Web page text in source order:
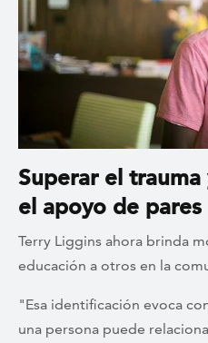
Superar el
el apoyo de pares
Terry Liggins ahora brinda
educación a otros en la
"Esa identificación evoca
una persona puede